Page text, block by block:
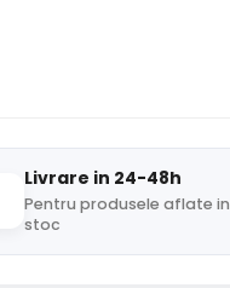
Livrare in 24-48h
Pentru produsele aflate in
stoc